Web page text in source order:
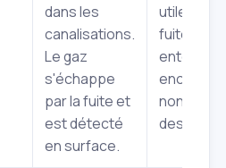
dans les
canalisations.
Le gaz
s'échappe
par la fuite et
est détecté
en surface.
utile pour
fuites
non
destructif.